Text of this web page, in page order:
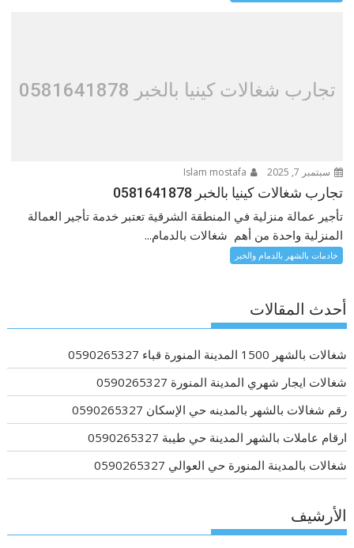
تجارب شغالات كينيا بالخبر 0581641878
سبتمبر 7, 2025
تجارب شغالات كينيا بالخبر 0581641878
تأجير عمالة منزلية في المنطقة الشرقية تعتبر خدمة تأجير العمالة
المنزلية واحدة من أهم شغالات بالدمام...
خادمات بالشهر بالدمام والخبر
أحدث المقالات
شغالات بالشهر 1500 المدينة المنورة قباء 0590265327
شغالات ايجار شهري المدينة المنورة 0590265327
رقم شغالات بالشهر بالمدينه حي الإسكان 0590265327
ارقام عاملات بالشهر المدينة حي طيبة 0590265327
شغالات بالمدينة المنورة حي العوالي 0590265327
الأرشيف